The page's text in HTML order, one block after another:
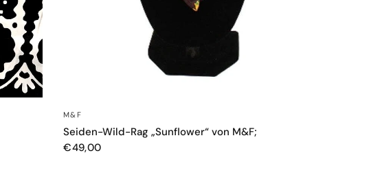
M&F
Seiden-Wild-Rag „Sunflower“ von M&F;
€49,00